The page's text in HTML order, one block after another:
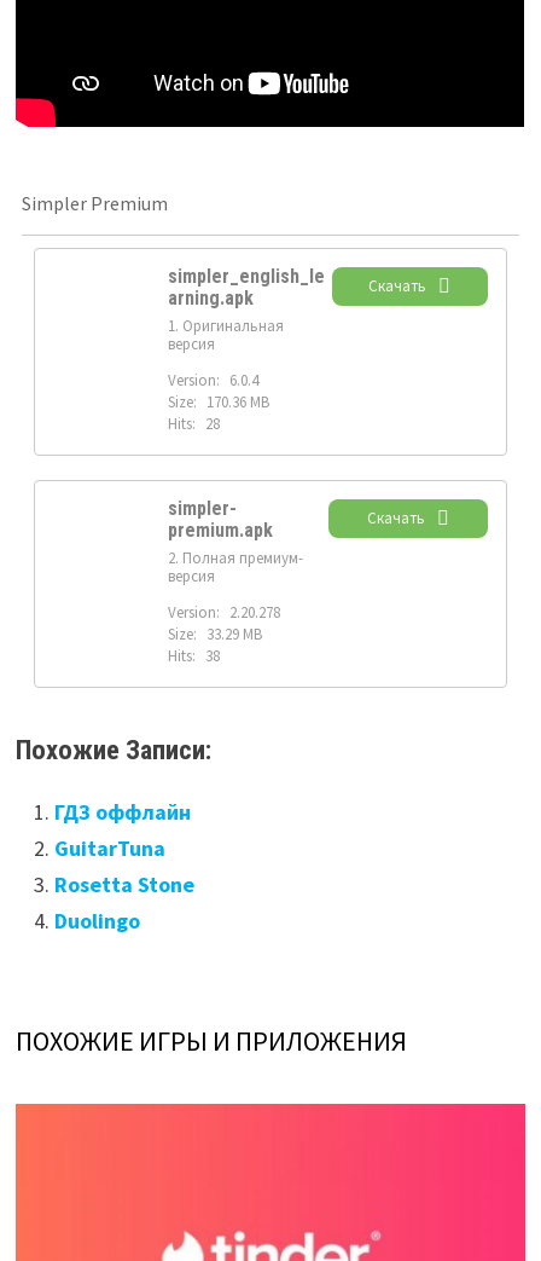
Simpler Premium
simpler_english_le
arning.apk
1. Оригинальная
версия
Version: 6.0.4
Size: 170.36 MB
Hits: 28
Скачать
simpler-
premium.apk
2. Полная премиум-
версия
Version: 2.20.278
Size: 33.29 MB
Hits: 38
Скачать
Похожие Записи:
ГДЗ оффлайн
GuitarTuna
Rosetta Stone
Duolingo
ПОХОЖИЕ ИГРЫ И ПРИЛОЖЕНИЯ